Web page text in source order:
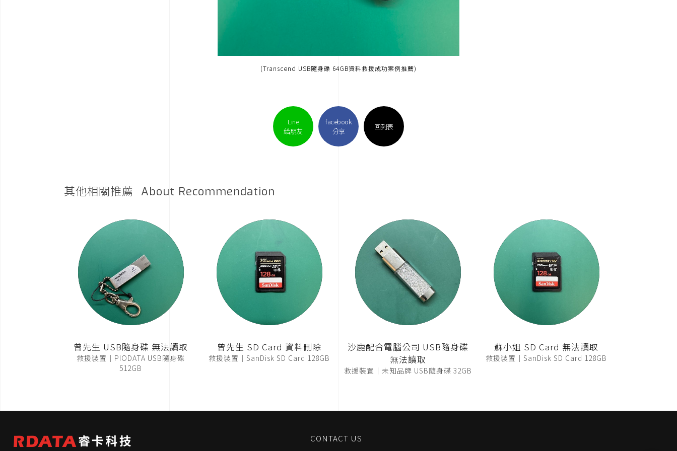
(Transcend USB隨身碟 64GB資料救援成功案例推薦)
Line
給朋友
facebook
分享
回列表
其他相關推薦 About Recommendation
曾先生 USB隨身碟 無法讀取
救援裝置｜PIODATA USB隨身碟
512GB
曾先生 SD Card 資料刪除
救援裝置｜SanDisk SD Card 128GB
沙鹿配合電腦公司 USB隨身碟
無法讀取
救援裝置｜未知品牌 USB隨身碟 32GB
蘇小姐 SD Card 無法讀取
救援裝置｜SanDisk SD Card 128GB
CONTACT US